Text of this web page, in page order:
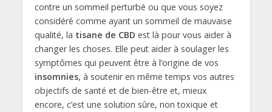
contre un sommeil perturbé ou que vous soyez
considéré comme ayant un sommeil de mauvaise
qualité, la tisane de CBD est là pour vous aider à
changer les choses. Elle peut aider à soulager les
symptômes qui peuvent être à l’origine de vos
insomnies, à soutenir en même temps vos autres
objectifs de santé et de bien-être et, mieux
encore, c’est une solution sûre, non toxique et